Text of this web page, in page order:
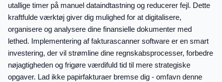
utallige timer på manuel dataindtastning og reducerer fejl. Dette
kraftfulde værktøj giver dig mulighed for at digitalisere,
organisere og analysere dine finansielle dokumenter med
lethed. Implementering af fakturascanner software er en smart
investering, der vil strømline dine regnskabsprocesser, forbedre
nøjagtigheden og frigøre værdifuld tid til mere strategiske
opgaver. Lad ikke papirfakturaer bremse dig - omfavn denne